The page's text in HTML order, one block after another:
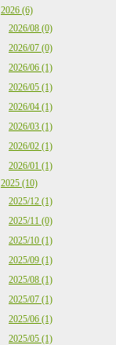
2026 (6)
2026/08 (0)
2026/07 (0)
2026/06 (1)
2026/05 (1)
2026/04 (1)
2026/03 (1)
2026/02 (1)
2026/01 (1)
2025 (10)
2025/12 (1)
2025/11 (0)
2025/10 (1)
2025/09 (1)
2025/08 (1)
2025/07 (1)
2025/06 (1)
2025/05 (1)